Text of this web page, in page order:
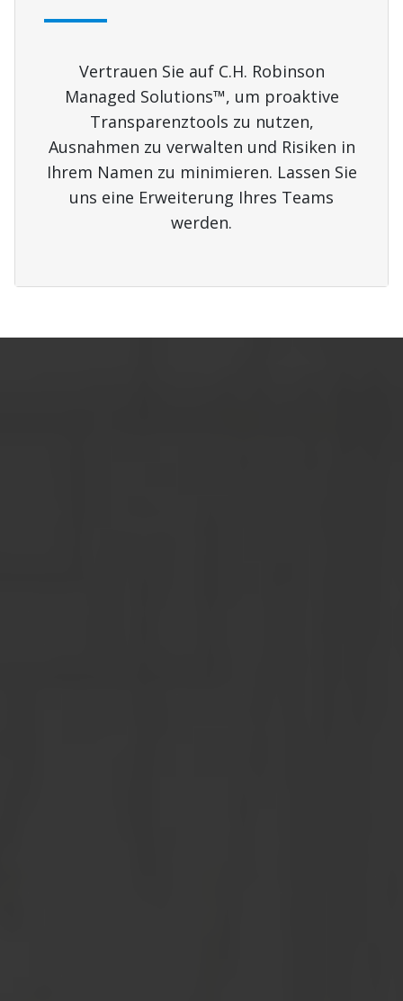
Vertrauen Sie auf C.H. Robinson
Managed Solutions™, um proaktive
Transparenztools zu nutzen,
Ausnahmen zu verwalten und Risiken in
Ihrem Namen zu minimieren. Lassen Sie
uns eine Erweiterung Ihres Teams
werden.